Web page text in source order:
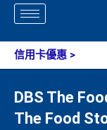
Skip
content
信用卡優惠 >
DBS The
The Food